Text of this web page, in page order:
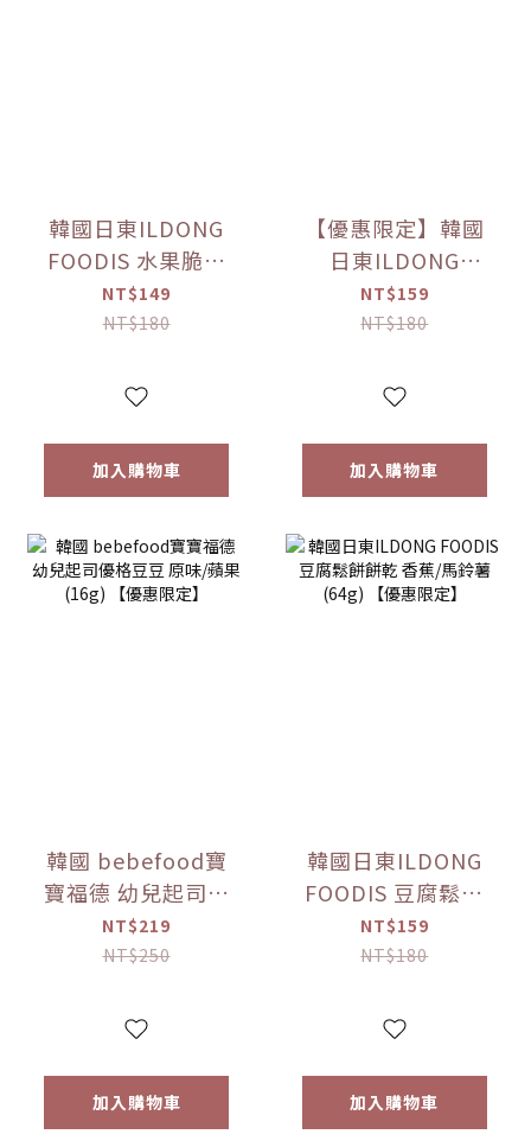
韓國日東ILDONG
FOODIS 水果脆片
蘋果/梨(15g)/草莓
(12g) 【優惠限定】
NT$149
NT$180
加入購物車
【優惠限定】韓國
日東ILDONG
FOODIS 藜麥威化
餅 牛奶/優格/草莓/
定】
NT$159
NT$180
加入購物車
韓國 bebefood寶
寶福德 幼兒起司優
格豆豆 原味/蘋果
(16g) 【優惠限定】
NT$219
NT$250
加入購物車
韓國日東ILDONG
FOODIS 豆腐鬆餅
餅乾 香蕉/馬鈴薯
(64g) 【優惠限定】
NT$159
NT$180
加入購物車